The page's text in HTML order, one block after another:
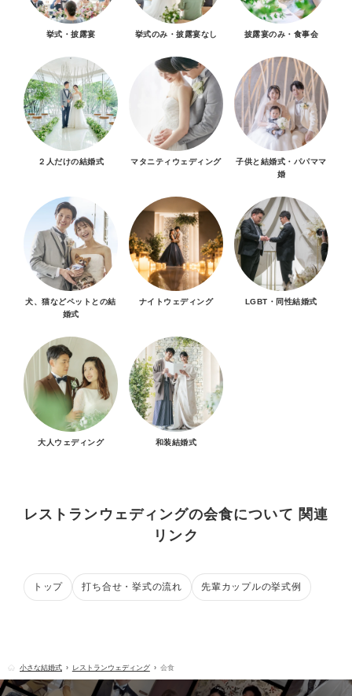
挙式・披露宴 挙式のみ・披露宴なし 披露宴のみ・食事会
２人だけの結婚式 マタニティウェディング
子供と結婚式・パパママ
婚
犬、猫などペットとの結
婚式
ナイトウェディング LGBT・同性結婚式
大人ウェディング 和装結婚式
レストランウェディングの会食について 関連
リンク
トップ 打ち合せ・挙式の流れ 先輩カップルの挙式例
小さな結婚式 レストランウェディング 会食